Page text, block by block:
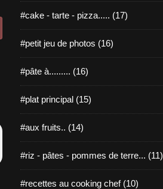
#cake - tarte - pizza..... (17)
#petit jeu de photos (16)
#pâte à......... (16)
#plat principal (15)
#aux fruits.. (14)
#riz - pâtes - pommes de terre... (11)
#recettes au cooking chef (10)